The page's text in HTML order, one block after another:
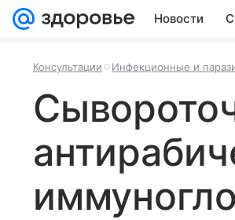
Новости
Консультации Инфекционные и